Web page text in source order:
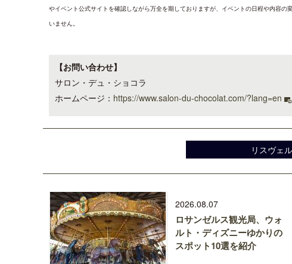
やイベント公式サイトを確認しながら万全を期しておりますが、イベントの日程や内容
いません。
【お問い合わせ】
サロン・デュ・ショコラ
ホームページ： https://www.salon-du-chocolat.com/?lang=en
リスヴェ
2026.08.07
ロサンゼルス観光局、ウォ
ルト・ディズニーゆかりの
スポット10選を紹介